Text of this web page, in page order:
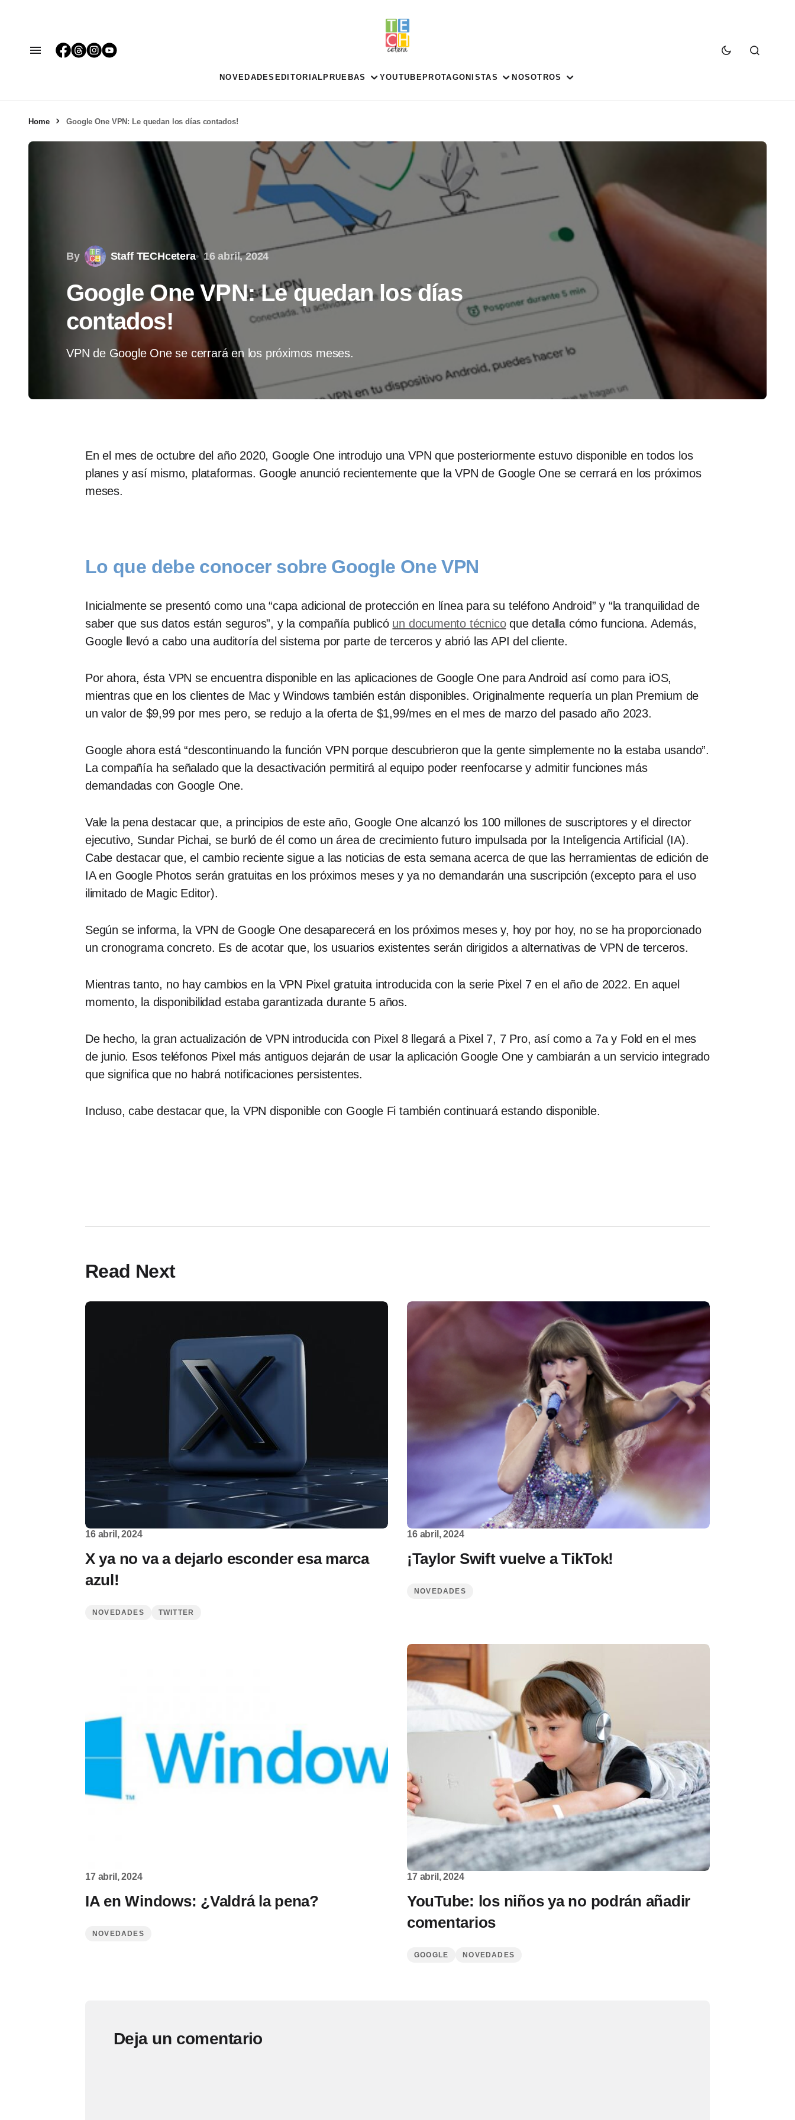
NOVEDADES EDITORIAL PRUEBAS YOUTUBE PROTAGONISTAS NOSOTROS
Home Google One VPN: Le quedan los días contados!
By Staff TECHcetera 16 abril, 2024
Google One VPN: Le quedan los días
contados!
VPN de Google One se cerrará en los próximos meses.
En el mes de octubre del año 2020, Google One introdujo una VPN que posteriormente estuvo disponible en todos los
planes y así mismo, plataformas. Google anunció recientemente que la VPN de Google One se cerrará en los próximos
meses.
Lo que debe conocer sobre Google One VPN
Inicialmente se presentó como una “capa adicional de protección en línea para su teléfono Android” y “la tranquilidad de
saber que sus datos están seguros”, y la compañía publicó un documento técnicoque detalla cómo funciona. Además,
Google llevó a cabo una auditoría del sistema por parte de terceros y abrió las API del cliente.
Por ahora, ésta VPN se encuentra disponible en las aplicaciones de Google One para Android así como para iOS,
mientras que en los clientes de Mac y Windows también están disponibles. Originalmente requería un plan Premium de
un valor de $9,99 por mes pero, se redujo a la oferta de $1,99/mes en el mes de marzo del pasado año 2023.
Google ahora está “descontinuando la función VPN porque descubrieron que la gente simplemente no la estaba usando”.
La compañía ha señalado que la desactivación permitirá al equipo poder reenfocarse y admitir funciones más
demandadas con Google One.
Vale la pena destacar que, a principios de este año, Google One alcanzó los 100 millones de suscriptores y el director
ejecutivo, Sundar Pichai, se burló de él como un área de crecimiento futuro impulsada por la Inteligencia Artificial (IA).
Cabe destacar que, el cambio reciente sigue a las noticias de esta semana acerca de que las herramientas de edición de
IA en Google Photos serán gratuitas en los próximos meses y ya no demandarán una suscripción (excepto para el uso
ilimitado de Magic Editor).
Según se informa, la VPN de Google One desaparecerá en los próximos meses y, hoy por hoy, no se ha proporcionado
un cronograma concreto. Es de acotar que, los usuarios existentes serán dirigidos a alternativas de VPN de terceros.
Mientras tanto, no hay cambios en la VPN Pixel gratuita introducida con la serie Pixel 7 en el año de 2022. En aquel
momento, la disponibilidad estaba garantizada durante 5 años.
De hecho, la gran actualización de VPN introducida con Pixel 8 llegará a Pixel 7, 7 Pro, así como a 7a y Fold en el mes
de junio. Esos teléfonos Pixel más antiguos dejarán de usar la aplicación Google One y cambiarán a un servicio integrado
que significa que no habrá notificaciones persistentes.
Incluso, cabe destacar que, la VPN disponible con Google Fi también continuará estando disponible.
Read Next
16 abril, 2024
X ya no va a dejarlo esconder esa marca
azul!
NOVEDADES TWITTER
16 abril, 2024
¡Taylor Swift vuelve a TikTok!
NOVEDADES
17 abril, 2024
IA en Windows: ¿Valdrá la pena?
NOVEDADES
17 abril, 2024
YouTube: los niños ya no podrán añadir
comentarios
GOOGLE NOVEDADES
Deja un comentario